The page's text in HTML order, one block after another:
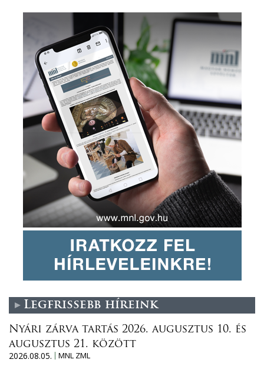
Legfrissebb híreink
Nyári zárva tartás 2026. augusztus 10. és
augusztus 21. között
2026.08.05.
MNL ZML